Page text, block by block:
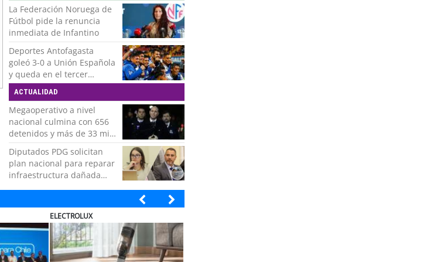
La Federación Noruega de
Fútbol pide la renuncia
inmediata de Infantino
Deportes Antofagasta
goleó 3-0 a Unión Española
y queda en el tercer
puesto de la Liga del
Ascenso
ACTUALIDAD
Megaoperativo a nivel
nacional culmina con 656
detenidos y más de 33 mil
controles realizados
Diputados PDG solicitan
plan nacional para reparar
infraestructura dañada
MUTUAL